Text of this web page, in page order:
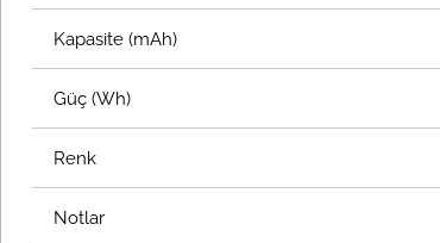
Kapasite (mAh)
Güç (Wh)
Renk
Notlar